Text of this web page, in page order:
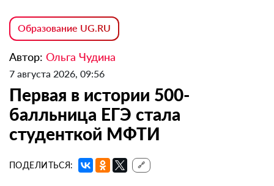
Образование UG.RU
Автор: Ольга Чудина
7 августа 2026, 09:56
Первая в истории 500-
балльница ЕГЭ стала
студенткой МФТИ
ПОДЕЛИТЬСЯ: 🔗